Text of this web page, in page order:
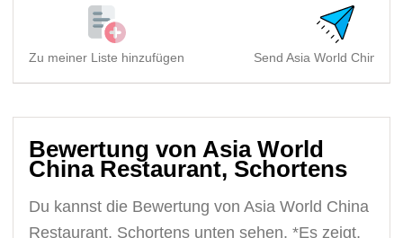
Zu meiner Liste hinzufügen Send Asia World China
Bewertung von Asia World
China Restaurant, Schortens
Du kannst die Bewertung von Asia World China
Restaurant, Schortens unten sehen. *Es zeigt,